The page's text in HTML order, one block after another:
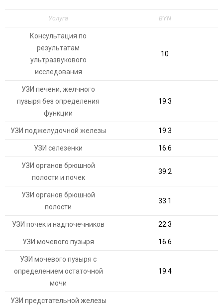
Услуга BYN
Консультация по
результатам
ультразвукового
исследования
10
УЗИ печени, желчного
пузыря без определения
функции
19.3
УЗИ поджелудочной железы 19.3
УЗИ селезенки 16.6
УЗИ органов брюшной
полости и почек
39.2
УЗИ органов брюшной
полости
33.1
УЗИ почек и надпочечников 22.3
УЗИ мочевого пузыря 16.6
УЗИ мочевого пузыря с
определением остаточной
мочи
19.4
УЗИ предстательной железы